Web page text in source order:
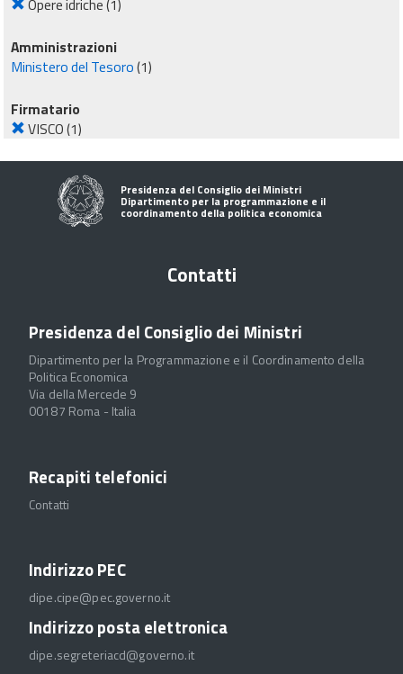
Opere idriche(1)
Amministrazioni
Ministero del Tesoro(1)
Firmatario
VISCO(1)
Presidenza del Consiglio dei Ministri
Dipartimento per la programmazione e il
coordinamento della politica economica
Contatti
Presidenza del Consiglio dei Ministri
Dipartimento per la Programmazione e il Coordinamento della
Politica Economica
Via della Mercede 9
00187 Roma - Italia
Recapiti telefonici
Contatti
Indirizzo PEC
dipe.cipe@pec.governo.it
Indirizzo posta elettronica
dipe.segreteriacd@governo.it